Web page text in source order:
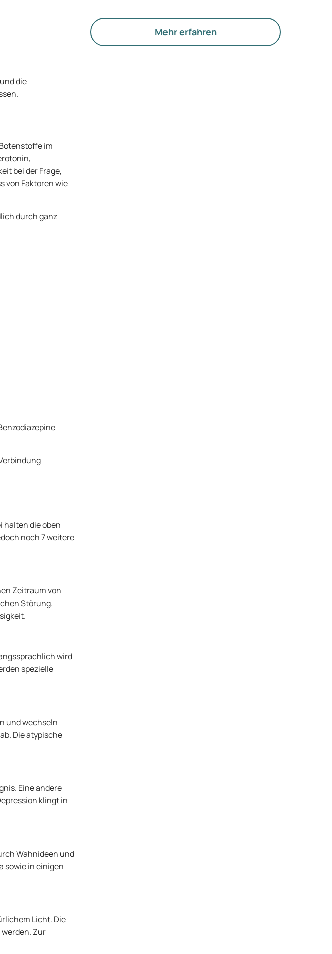
die
im
bei der Frage,
von Faktoren wie
durch ganz
halten die oben
noch 7 weitere
Zeitraum von
Störung.
wird
spezielle
und wechseln
Die atypische
Eine andere
klingt in
Wahnideen und
sowie in einigen
Licht. Die
Zur
legt jedoch mehr Gewicht auf Hormone, den
Stoffwechsel und die Funktion der Eierstöcke.
Mehr erfahren